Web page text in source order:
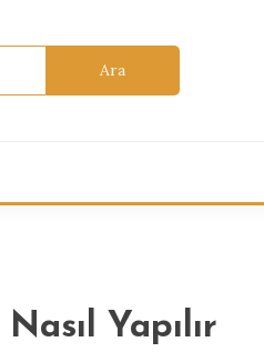
Nasıl Yapılır